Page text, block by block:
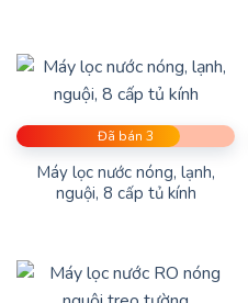
Đã bán 3
Máy lọc nước nóng, lạnh,
nguội, 8 cấp tủ kính